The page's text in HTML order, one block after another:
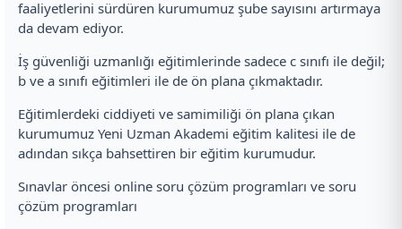
faaliyetlerini sürdüren kurumumuz şube sayısını artırmaya
da devam ediyor.
İş güvenliği uzmanlığı eğitimlerinde sadece c sınıfı ile değil;
b ve a sınıfı eğitimleri ile de ön plana çıkmaktadır.
Eğitimlerdeki ciddiyeti ve samimiliği ön plana çıkan
kurumumuz Yeni Uzman Akademi eğitim kalitesi ile de
adından sıkça bahsettiren bir eğitim kurumudur.
Sınavlar öncesi online soru çözüm programları ve soru
çözüm programları